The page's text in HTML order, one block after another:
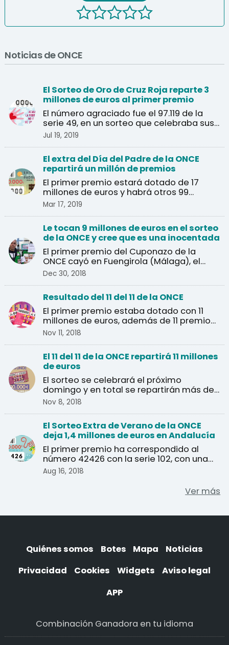
Noticias de ONCE
El Sorteo de Oro de Cruz Roja reparte 3
millones de euros al primer premio
El número agraciado fue el 97.119 de la
serie 49, en un sorteo que celebraba sus
40 años.
Jul 19, 2019
El extra del Día del Padre de la ONCE
repartirá un millón de premios
El primer premio estará dotado de 17
millones de euros y habrá otros 99
premios de 40.000 euros.
Mar 17, 2019
Le tocan 9 millones de euros en el sorteo
de la ONCE y cree que es una inocentada
El primer premio del Cuponazo de la
ONCE cayó en Fuengirola (Málaga), el
Dec 30, 2018
Resultado del 11 del 11 de la ONCE
El primer premio estaba dotado con 11
millones de euros, además de 11 premios
de un millón de euros.
Nov 11, 2018
El 11 del 11 de la ONCE repartirá 11 millones
de euros
El sorteo se celebrará el próximo
domingo y en total se repartirán más de
Nov 8, 2018
El Sorteo Extra de Verano de la ONCE
deja 1,4 millones de euros en Andalucía
El primer premio ha correspondido al
número 42426 con la serie 102, con una
dotación de 20 millo ...
Aug 16, 2018
Ver más
Quiénes somos Botes Mapa
Noticias
Privacidad
Cookies Widgets
Aviso legal
APP
Combinación Ganadora en tu idioma